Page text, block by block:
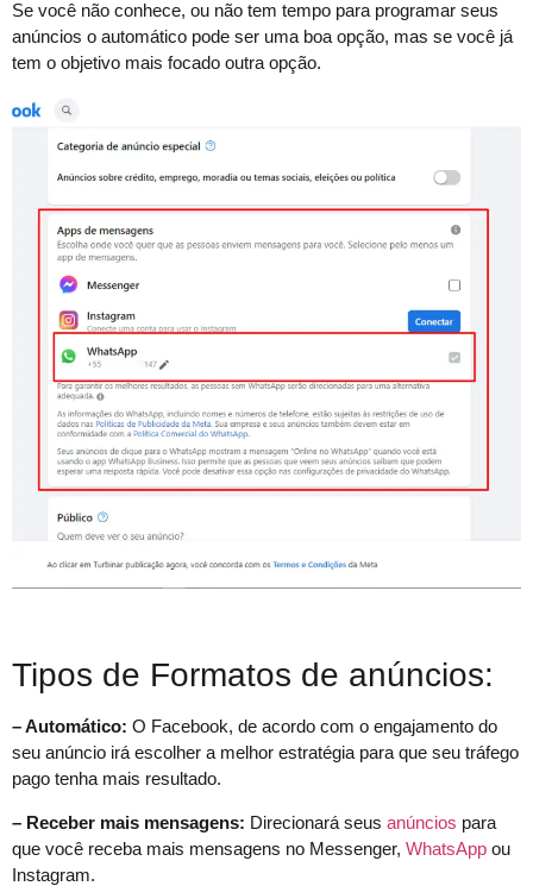
Se você não conhece, ou não tem tempo para programar seus
anúncios o automático pode ser uma boa opção, mas se você já
tem o objetivo mais focado outra opção.
Tipos de Formatos de anúncios:
– Automático: O Facebook, de acordo com o engajamento do
seu anúncio irá escolher a melhor estratégia para que seu tráfego
pago tenha mais resultado.
– Receber mais mensagens: Direcionará seus anúncios para
que você receba mais mensagens no Messenger, WhatsApp ou
Instagram.